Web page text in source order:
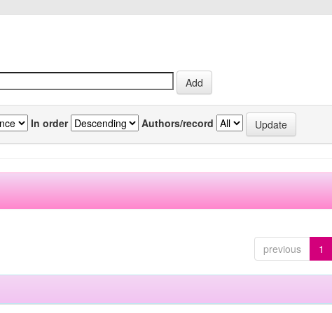
In order Authors/record
previous 1